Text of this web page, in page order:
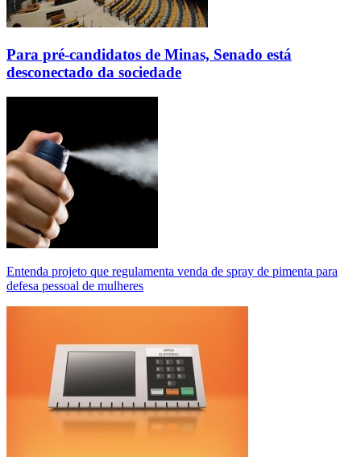
Para pré-candidatos de Minas, Senado está
desconectado da sociedade
Entenda projeto que regulamenta venda de spray de pimenta para
defesa pessoal de mulheres